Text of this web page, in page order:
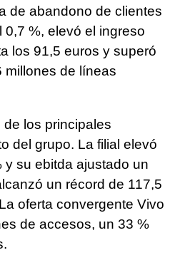
de abandono de clientes
%, elevó el ingreso
los 91,5 euros y superó
millones de líneas
los principales
del grupo. La filial elevó
su ebitda ajustado un
un récord de 117,5
oferta convergente Vivo
de accesos, un 33 %